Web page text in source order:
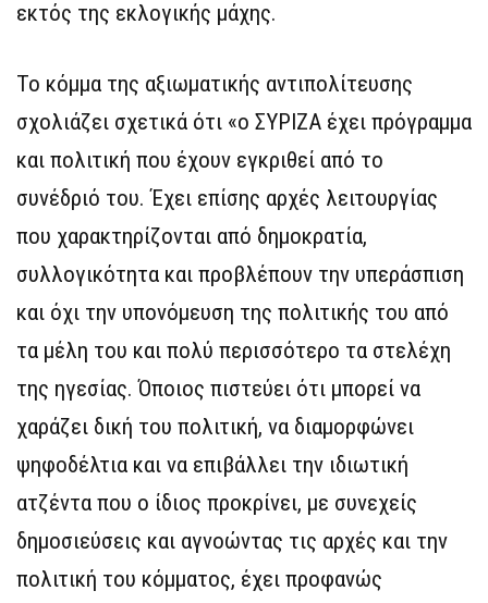
εκτός της εκλογικής μάχης.
Το κόμμα της αξιωματικής αντιπολίτευσης
σχολιάζει σχετικά ότι «ο ΣΥΡΙΖΑ έχει πρόγραμμα
και πολιτική που έχουν εγκριθεί από το
συνέδριό του. Έχει επίσης αρχές λειτουργίας
που χαρακτηρίζονται από δημοκρατία,
συλλογικότητα και προβλέπουν την υπεράσπιση
και όχι την υπονόμευση της πολιτικής του από
τα μέλη του και πολύ περισσότερο τα στελέχη
της ηγεσίας. Όποιος πιστεύει ότι μπορεί να
χαράζει δική του πολιτική, να διαμορφώνει
ψηφοδέλτια και να επιβάλλει την ιδιωτική
ατζέντα που ο ίδιος προκρίνει, με συνεχείς
δημοσιεύσεις και αγνοώντας τις αρχές και την
πολιτική του κόμματος, έχει προφανώς